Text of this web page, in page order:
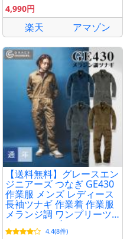
4,990円
楽天 アマゾン
【送料無料】グレースエン
ジニアーズ つなぎ GE430
作業服 メンズ レディース
長袖ツナギ 作業着 作業服
メランジ調 ワンプリーツ
オールシーズン
4.4(8件)